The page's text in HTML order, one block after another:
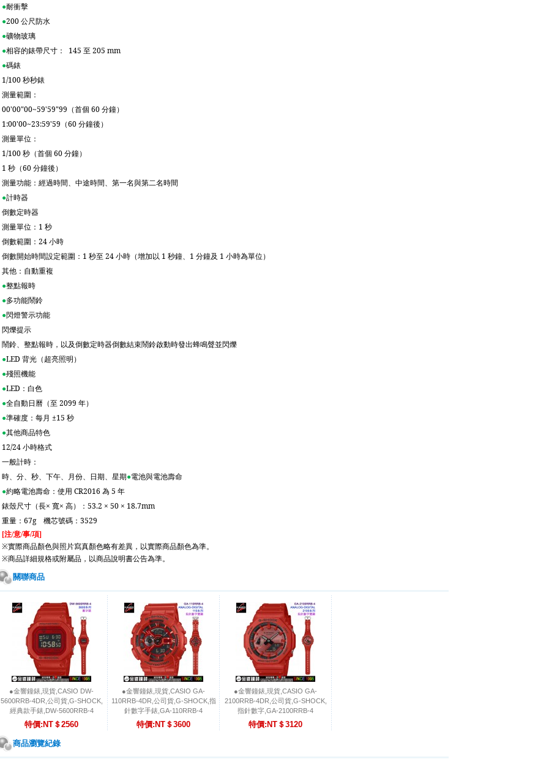
●耐衝擊
●200公尺防水
●礦物玻璃
●相容的錶帶尺寸： 145 至 205 mm
●碼錶
1/100秒秒錶
測量範圍：
00'00"00~59'59"99 （首個 60分鐘）
1:00'00~23:59'59 （60分鐘後）
測量單位：
1/100秒（首個 60分鐘）
1 秒（60分鐘後）
測量功能：經過時間、中途時間、第一名與第二名時間
●計時器
倒數定時器
測量單位： 1 秒
倒數範圍： 24小時
倒數開始時間設定範圍： 1 秒至 24小時（增加以 1 秒鐘、 1 分鐘及 1 小時為單位）
其他：自動重複
●整點報時
●多功能鬧鈴
●閃燈警示功能
閃爍提示
鬧鈴、整點報時，以及倒數定時器倒數結束鬧鈴啟動時發出蜂鳴聲並閃爍
●LED 背光（超亮照明）
●殘照機能
●LED ：白色
●全自動日曆（至 2099 年）
●準確度：每月 ±15 秒
●其他商品特色
12/24小時格式
一般計時：
時、分、秒、下午、月份、日期、星期●電池與電池壽命
●約略電池壽命：使用 CR2016 為5 年
錶殼尺寸（長× 寬× 高）： 53.2 × 50 × 18.7mm
重量： 67g 機芯號碼： 3529
[注/意/事/項]
※實際商品顏色與照片寫真顏色略有差異，以實際商品顏色為準。
※商品詳細規格或附屬品，以商品說明書公告為準。
關聯商品
●金響鐘錶,現貨,CASIO DW-
5600RRB-4DR,公司貨,G-SHOCK,
經典款手錶,DW-5600RRB-4
特價:NT＄2560
●金響鐘錶,現貨,CASIO GA-
110RRB-4DR,公司貨,G-SHOCK,指
針數字手錶,GA-110RRB-4
特價:NT＄3600
●金響鐘錶,現貨,CASIO GA-
2100RRB-4DR,公司貨,G-SHOCK,
指針數字,GA-2100RRB-4
特價:NT＄3120
商品瀏覽紀錄